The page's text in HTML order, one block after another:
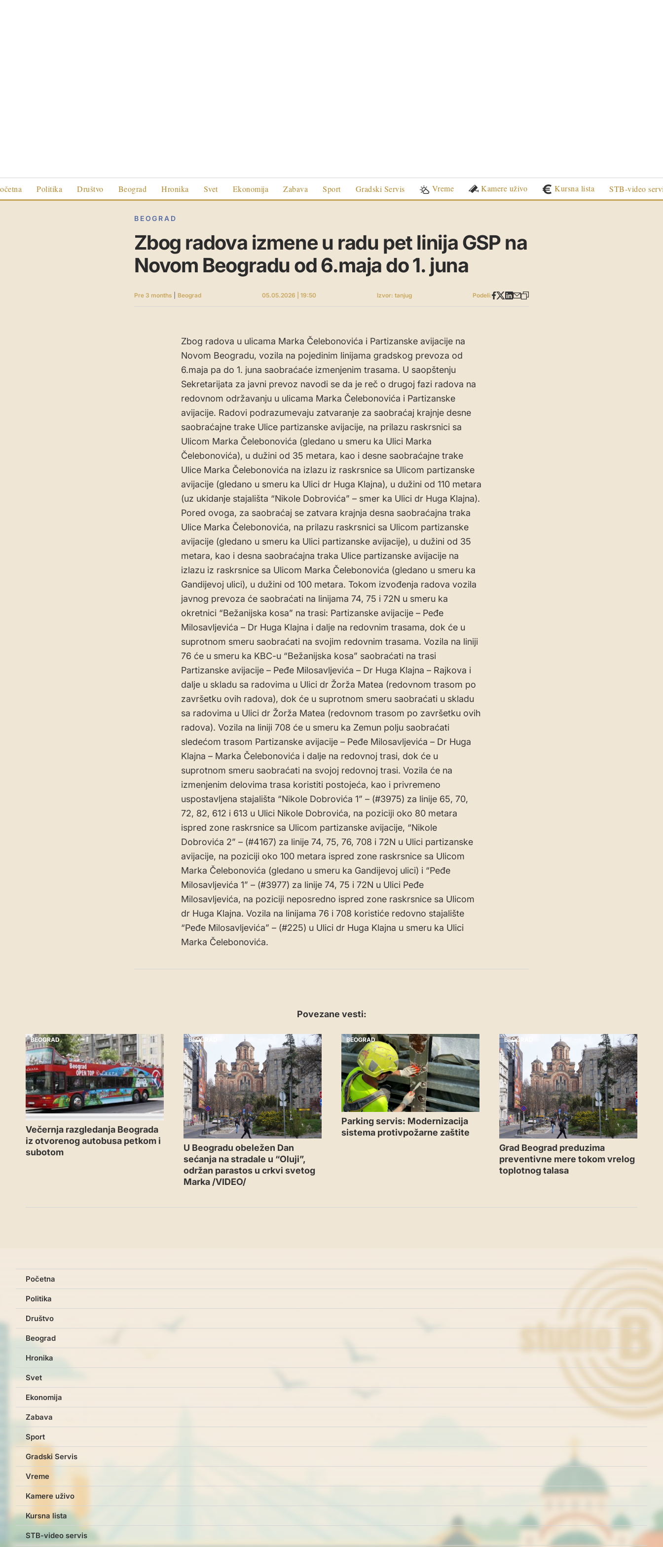
Politika Društvo Beograd Hronika Svet Ekonomija Zabava Sport Gradski Servis Vreme Kamere uživo Kursna lista STB-video
BEOGRAD
Zbog radova izmene u radu pet linija GSP na
Novom Beogradu od 6.maja do 1. juna
Pre 3 months Beograd 05.05.2026 | 19:50 Izvor: tanjug Podeli:
Zbog radova u ulicama Marka Čelebonovića i Partizanske avijacije na
Novom Beogradu, vozila na pojedinim linijama gradskog prevoza od
6.maja pa do 1. juna saobraćaće izmenjenim trasama. U saopštenju
Sekretarijata za javni prevoz navodi se da je reč o drugoj fazi radova na
redovnom održavanju u ulicama Marka Čelebonovića i Partizanske
avijacije. Radovi podrazumevaju zatvaranje za saobraćaj krajnje desne
saobraćajne trake Ulice partizanske avijacije, na prilazu raskrsnici sa
Ulicom Marka Čelebonovića (gledano u smeru ka Ulici Marka
Čelebonovića), u dužini od 35 metara, kao i desne saobraćajne trake
Ulice Marka Čelebonovića na izlazu iz raskrsnice sa Ulicom partizanske
avijacije (gledano u smeru ka Ulici dr Huga Klajna), u dužini od 110 metara
(uz ukidanje stajališta “Nikole Dobrovića” – smer ka Ulici dr Huga Klajna).
Pored ovoga, za saobraćaj se zatvara krajnja desna saobraćajna traka
Ulice Marka Čelebonovića, na prilazu raskrsnici sa Ulicom partizanske
avijacije (gledano u smeru ka Ulici partizanske avijacije), u dužini od 35
metara, kao i desna saobraćajna traka Ulice partizanske avijacije na
izlazu iz raskrsnice sa Ulicom Marka Čelebonovića (gledano u smeru ka
Gandijevoj ulici), u dužini od 100 metara. Tokom izvođenja radova vozila
javnog prevoza će saobraćati na linijama 74, 75 i 72N u smeru ka
okretnici “Bežanijska kosa” na trasi: Partizanske avijacije – Peđe
Milosavljevića – Dr Huga Klajna i dalje na redovnim trasama, dok će u
suprotnom smeru saobraćati na svojim redovnim trasama. Vozila na liniji
76 će u smeru ka KBC-u “Bežanijska kosa” saobraćati na trasi
Partizanske avijacije – Peđe Milosavljevića – Dr Huga Klajna – Rajkova i
dalje u skladu sa radovima u Ulici dr Žorža Matea (redovnom trasom po
završetku ovih radova), dok će u suprotnom smeru saobraćati u skladu
sa radovima u Ulici dr Žorža Matea (redovnom trasom po završetku ovih
radova). Vozila na liniji 708 će u smeru ka Zemun polju saobraćati
sledećom trasom Partizanske avijacije – Peđe Milosavljevića – Dr Huga
Klajna – Marka Čelebonovića i dalje na redovnoj trasi, dok će u
suprotnom smeru saobraćati na svojoj redovnoj trasi. Vozila će na
izmenjenim delovima trasa koristiti postojeća, kao i privremeno
uspostavljena stajališta “Nikole Dobrovića 1” – (#3975) za linije 65, 70,
72, 82, 612 i 613 u Ulici Nikole Dobrovića, na poziciji oko 80 metara
ispred zone raskrsnice sa Ulicom partizanske avijacije, “Nikole
Dobrovića 2” – (#4167) za linije 74, 75, 76, 708 i 72N u Ulici partizanske
avijacije, na poziciji oko 100 metara ispred zone raskrsnice sa Ulicom
Marka Čelebonovića (gledano u smeru ka Gandijevoj ulici) i “Peđe
Milosavljevića 1” – (#3977) za linije 74, 75 i 72N u Ulici Peđe
Milosavljevića, na poziciji neposredno ispred zone raskrsnice sa Ulicom
dr Huga Klajna. Vozila na linijama 76 i 708 koristiće redovno stajalište
“Peđe Milosavljevića” – (#225) u Ulici dr Huga Klajna u smeru ka Ulici
Marka Čelebonovića.
Povezane vesti:
BEOGRAD
Večernja razgledanja Beograda
iz otvorenog autobusa petkom i
subotom
BEOGRAD
U Beogradu obeležen Dan
sećanja na stradale u “Oluji”,
održan parastos u crkvi svetog
Marka /VIDEO/
BEOGRAD
Parking servis: Modernizacija
sistema protivpožarne zaštite
BEOGRAD
Grad Beograd preduzima
preventivne mere tokom vrelog
toplotnog talasa
Početna
Politika
Društvo
Beograd
Hronika
Svet
Ekonomija
Zabava
Sport
Gradski Servis
Vreme
Kamere uživo
Kursna lista
STB-video servis